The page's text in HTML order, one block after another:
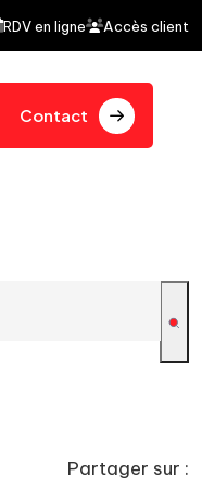
quotidien Le
RDV en ligne Accès client
Contact
Partager sur :